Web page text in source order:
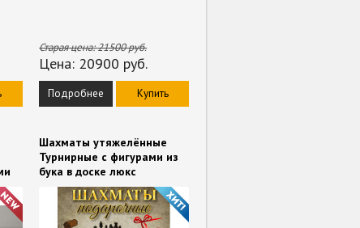
Старая цена:21500руб.
Цена: 20900 руб.
Подробнее Купить
Шахматы утяжелённые
Турнирные с фигурами из
бука в доске люкс